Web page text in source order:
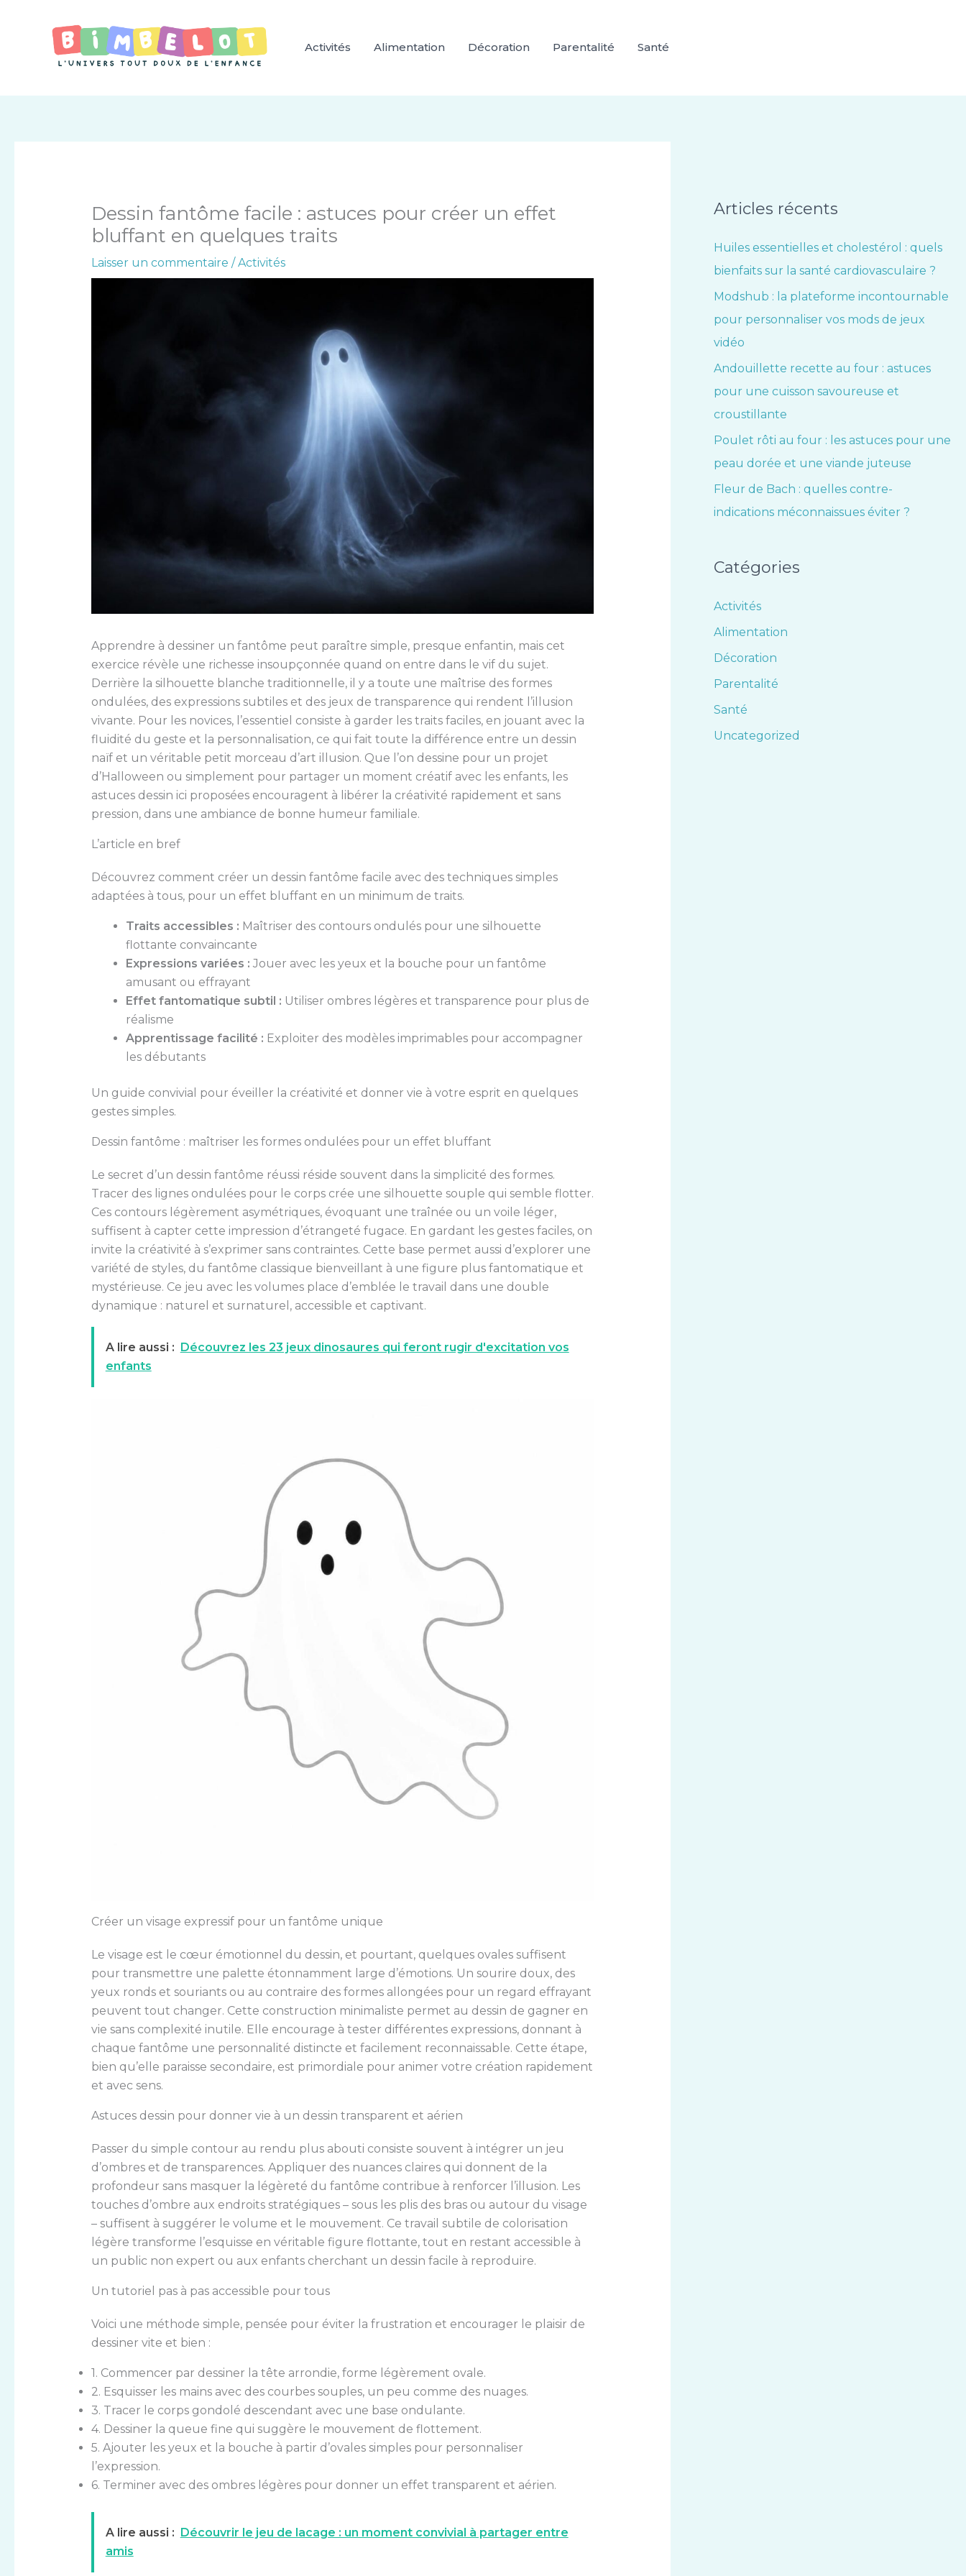
Activités Alimentation Décoration Parentalité Santé
Dessin fantôme facile : astuces pour créer un effet
bluffant en quelques traits
Laisser un commentaire / Activités
Apprendre à dessiner un fantôme peut paraître simple, presque enfantin, mais cet
exercice révèle une richesse insoupçonnée quand on entre dans le vif du sujet.
Derrière la silhouette blanche traditionnelle, il y a toute une maîtrise des formes
ondulées, des expressions subtiles et des jeux de transparence qui rendent l’illusion
vivante. Pour les novices, l’essentiel consiste à garder les traits faciles, en jouant avec la
fluidité du geste et la personnalisation, ce qui fait toute la différence entre un dessin
naïf et un véritable petit morceau d’art illusion. Que l’on dessine pour un projet
d’Halloween ou simplement pour partager un moment créatif avec les enfants, les
astuces dessin ici proposées encouragent à libérer la créativité rapidement et sans
pression, dans une ambiance de bonne humeur familiale.
L’article en bref
Découvrez comment créer un dessin fantôme facile avec des techniques simples
adaptées à tous, pour un effet bluffant en un minimum de traits.
Traits accessibles : Maîtriser des contours ondulés pour une silhouette
flottante convaincante
Expressions variées : Jouer avec les yeux et la bouche pour un fantôme
amusant ou effrayant
Effet fantomatique subtil : Utiliser ombres légères et transparence pour plus de
réalisme
Apprentissage facilité : Exploiter des modèles imprimables pour accompagner
les débutants
Un guide convivial pour éveiller la créativité et donner vie à votre esprit en quelques
gestes simples.
Dessin fantôme : maîtriser les formes ondulées pour un effet bluffant
Le secret d’un dessin fantôme réussi réside souvent dans la simplicité des formes.
Tracer des lignes ondulées pour le corps crée une silhouette souple qui semble flotter.
Ces contours légèrement asymétriques, évoquant une traînée ou un voile léger,
suffisent à capter cette impression d’étrangeté fugace. En gardant les gestes faciles, on
invite la créativité à s’exprimer sans contraintes. Cette base permet aussi d’explorer une
variété de styles, du fantôme classique bienveillant à une figure plus fantomatique et
mystérieuse. Ce jeu avec les volumes place d’emblée le travail dans une double
dynamique : naturel et surnaturel, accessible et captivant.
A lire aussi : Découvrez les 23 jeux dinosaures qui feront rugir d'excitation vos
enfants
Créer un visage expressif pour un fantôme unique
Le visage est le cœur émotionnel du dessin, et pourtant, quelques ovales suffisent
pour transmettre une palette étonnamment large d’émotions. Un sourire doux, des
yeux ronds et souriants ou au contraire des formes allongées pour un regard effrayant
peuvent tout changer. Cette construction minimaliste permet au dessin de gagner en
vie sans complexité inutile. Elle encourage à tester différentes expressions, donnant à
chaque fantôme une personnalité distincte et facilement reconnaissable. Cette étape,
bien qu’elle paraisse secondaire, est primordiale pour animer votre création rapidement
et avec sens.
Astuces dessin pour donner vie à un dessin transparent et aérien
Passer du simple contour au rendu plus abouti consiste souvent à intégrer un jeu
d’ombres et de transparences. Appliquer des nuances claires qui donnent de la
profondeur sans masquer la légèreté du fantôme contribue à renforcer l’illusion. Les
touches d’ombre aux endroits stratégiques – sous les plis des bras ou autour du visage
– suffisent à suggérer le volume et le mouvement. Ce travail subtile de colorisation
légère transforme l’esquisse en véritable figure flottante, tout en restant accessible à
un public non expert ou aux enfants cherchant un dessin facile à reproduire.
Un tutoriel pas à pas accessible pour tous
Voici une méthode simple, pensée pour éviter la frustration et encourager le plaisir de
dessiner vite et bien :
1. Commencer par dessiner la tête arrondie, forme légèrement ovale.
2. Esquisser les mains avec des courbes souples, un peu comme des nuages.
3. Tracer le corps gondolé descendant avec une base ondulante.
4. Dessiner la queue fine qui suggère le mouvement de flottement.
5. Ajouter les yeux et la bouche à partir d’ovales simples pour personnaliser
l’expression.
6. Terminer avec des ombres légères pour donner un effet transparent et aérien.
A lire aussi : Découvrir le jeu de lacage : un moment convivial à partager entre
amis
Articles récents
Huiles essentielles et cholestérol : quels
bienfaits sur la santé cardiovasculaire ?
Modshub : la plateforme incontournable
pour personnaliser vos mods de jeux
vidéo
Andouillette recette au four : astuces
pour une cuisson savoureuse et
croustillante
Poulet rôti au four : les astuces pour une
peau dorée et une viande juteuse
Fleur de Bach : quelles contre-
indications méconnaissues éviter ?
Catégories
Activités
Alimentation
Décoration
Parentalité
Santé
Uncategorized